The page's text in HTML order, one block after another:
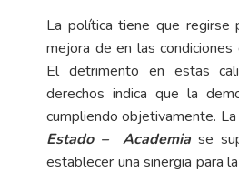
La política tiene que regirse
mejora de en las
El detrimento en estas
derechos indica que la
cumpliendo objetivamente.
Estado – Academia se
establecer una sinergia para